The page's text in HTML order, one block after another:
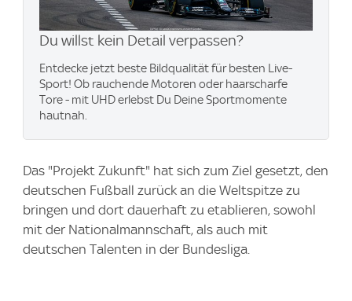
Du willst kein Detail verpassen?
Entdecke jetzt beste Bildqualität für besten Live-
Sport! Ob rauchende Motoren oder haarscharfe
Tore - mit UHD erlebst Du Deine Sportmomente
hautnah.
Das "Projekt Zukunft" hat sich zum Ziel gesetzt, den
deutschen Fußball zurück an die Weltspitze zu
bringen und dort dauerhaft zu etablieren, sowohl
mit der Nationalmannschaft, als auch mit
deutschen Talenten in der Bundesliga.